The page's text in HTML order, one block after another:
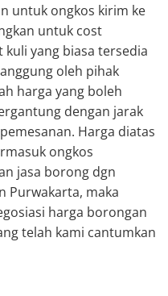
untuk ongkos kirim ke
untuk cost
yang biasa tersedia
oleh pihak
harga yang boleh
dengan jarak
Harga diatas
ongkos
jasa borong dgn
Purwakarta, maka
harga borongan
telah kami cantumkan